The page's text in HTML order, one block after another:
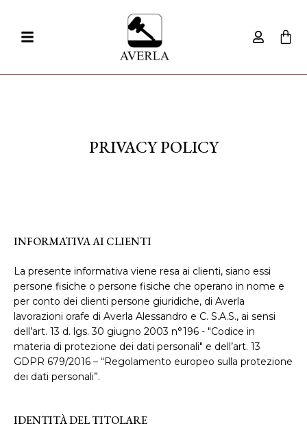
PRIVACY POLICY
INFORMATIVA AI CLIENTI
La presente informativa viene resa ai clienti, siano essi
persone fisiche o persone fisiche che operano in nome e
per conto dei clienti persone giuridiche, di Averla
lavorazioni orafe di Averla Alessandro e C. S.A.S., ai sensi
dell’art. 13 d. lgs. 30 giugno 2003 n°196 - "Codice in
materia di protezione dei dati personali" e dell’art. 13
GDPR 679/2016 – “Regolamento europeo sulla protezione
dei dati personali”.
IDENTITÀ DEL TITOLARE